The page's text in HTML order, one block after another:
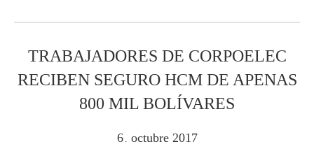
TRABAJADORES DE CORPOELEC
RECIBEN SEGURO HCM DE APENAS
800 MIL BOLÍVARES
6 . octubre 2017